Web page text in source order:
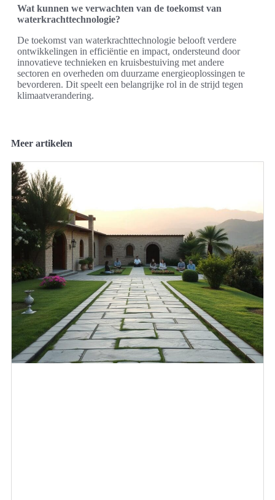
Wat kunnen we verwachten van de toekomst van
waterkrachttechnologie?
De toekomst van waterkrachttechnologie belooft verdere
ontwikkelingen in efficiëntie en impact, ondersteund door
innovatieve technieken en kruisbestuiving met andere
sectoren en overheden om duurzame energieoplossingen te
bevorderen. Dit speelt een belangrijke rol in de strijd tegen
klimaatverandering.
Meer artikelen